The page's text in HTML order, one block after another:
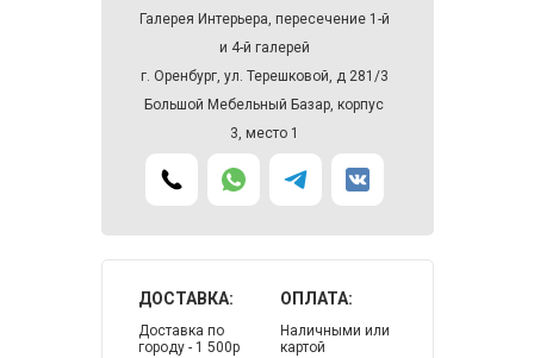
Галерея Интерьера, пересечение 1-й
и 4-й галерей
г. Оренбург, ул. Терешковой, д 281/3
Большой Мебельный Базар, корпус
3, место 1
ДОСТАВКА:
Доставка по
городу - 1 500р
ОПЛАТА:
Наличными или
картой